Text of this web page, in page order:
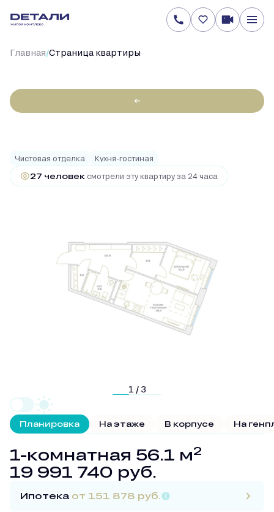
Главная/Cтраница квартиры
←
1-комнатная56.1 м
Чистовая отделка Кухня-гостиная
27 человек смотрели эту квартиру за 24 часа
1 / 3
Планировка На этаже В корпусе На
1-комнатная 56.1 м2
19 991 740 руб.
Ипотека от 151 878 руб.